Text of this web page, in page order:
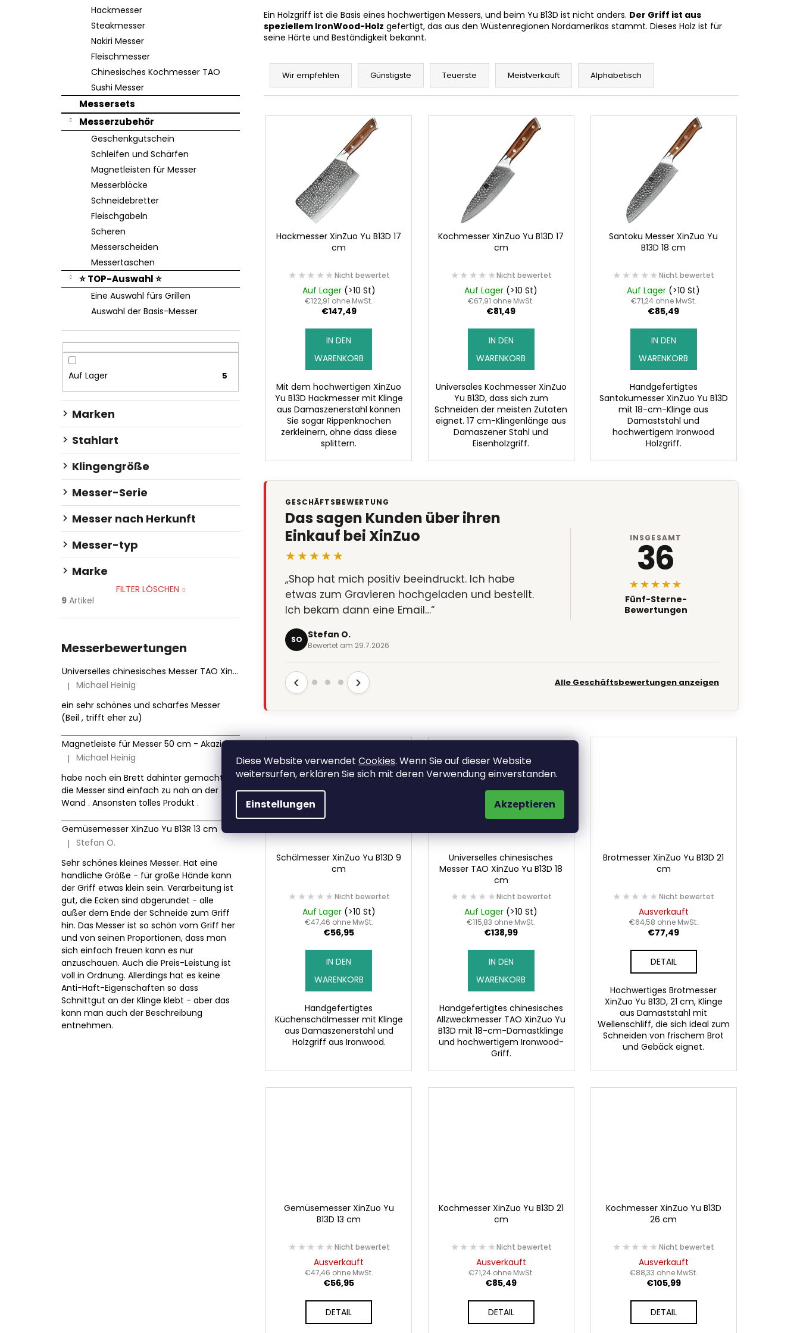
Diese Website verwendet Cookies. Wenn Sie auf dieser Website
weitersurfen, erklären Sie sich mit deren Verwendung einverstanden.
Einstellungen Akzeptieren
Hackmesser
Steakmesser
Nakiri Messer
Fleischmesser
Chinesisches Kochmesser TAO
Sushi Messer
Messersets
Messerzubehör
Geschenkgutschein
Schleifen und Schärfen
Magnetleisten für Messer
Messerblöcke
Schneidebretter
Fleischgabeln
Scheren
Messerscheiden
Messertaschen
⭐ TOP-Auswahl ⭐
Eine Auswahl fürs Grillen
Auswahl der Basis-Messer
Auf Lager 5
Marken
Stahlart
Klingengröße
Messer-Serie
Messer nach Herkunft
Messer-typ
Marke
FILTER LÖSCHEN
9 Artikel
Messerbewertungen
Universelles chinesisches Messer TAO XinZuo Jiang B46D 18 cm
Die Produktbewertung beträgt 5 von 5 Sternen.
| Michael Heinig
ein sehr schönes und scharfes Messer
(Beil , trifft eher zu)
Magnetleiste für Messer 50 cm - Akazienholz HezHen
Die Produktbewertung beträgt 5 von 5 Sternen.
| Michael Heinig
habe noch ein Brett dahinter gemacht ,
die Messer sind einfach zu nah an der
Wand . Ansonsten tolles Produkt .
Gemüsemesser XinZuo Yu B13R 13 cm
Die Produktbewertung beträgt 5 von 5 Sternen.
| Stefan O.
Sehr schönes kleines Messer. Hat eine
handliche Größe - für große Hände kann
der Griff etwas klein sein. Verarbeitung ist
gut, die Ecken sind abgerundet - alle
außer dem Ende der Schneide zum Griff
hin. Das Messer ist so schön vom Griff her
und von seinen Proportionen, dass man
sich einfach freuen kann es nur
anzuschauen. Auch die Preis-Leistung ist
voll in Ordnung. Allerdings hat es keine
Anti-Haft-Eigenschaften so dass
Schnittgut an der Klinge klebt - aber das
kann man auch der Beschreibung
entnehmen.
Ein Holzgriff ist die Basis eines hochwertigen Messers, und beim Yu B13D ist nicht anders. Der Griff ist aus
speziellem IronWood-Holz gefertigt, das aus den Wüstenregionen Nordamerikas stammt. Dieses Holz ist für
seine Härte und Beständigkeit bekannt.
P
o
Wir empfehlen Günstigste Teuerste Meistverkauft Alphabetisch
L
Hackmesser XinZuo Yu B13D 17
cm
★★★★★
★★★★★ Nicht bewertet
Auf Lager (>10 St)
€122,91 ohne MwSt.
€147,49
IN DEN
WARENKORB
Mit dem hochwertigen XinZuo
Yu B13D Hackmesser mit Klinge
aus Damaszenerstahl können
Sie sogar Rippenknochen
zerkleinern, ohne dass diese
splittern.
Kochmesser XinZuo Yu B13D 17
cm
★★★★★
★★★★★Nicht bewertet
Auf Lager (>10 St)
€67,91 ohne MwSt.
€81,49
IN DEN
WARENKORB
Universales Kochmesser XinZuo
Yu B13D, dass sich zum
Schneiden der meisten Zutaten
eignet. 17 cm-Klingenlänge aus
Damaszener Stahl und
Eisenholzgriff.
Santoku Messer XinZuo Yu
B13D 18 cm
★★★★★
★★★★★ Nicht bewertet
Auf Lager (>10 St)
€71,24 ohne MwSt.
€85,49
IN DEN
WARENKORB
Handgefertigtes
Santokumesser XinZuo Yu B13D
mit 18-cm-Klinge aus
Damaststahl und
hochwertigem Ironwood
Holzgriff.
GESCHÄFTSBEWERTUNG
Das sagen Kunden über ihren
Einkauf bei XinZuo
★★★★★
„Shop hat mich positiv beeindruckt. Ich habe
etwas zum Gravieren hochgeladen und bestellt.
Ich bekam dann eine Email…“
SO Stefan O.
Bewertet am 29.7.2026
INSGESAMT
36
★★★★★
Fünf-Sterne-
Bewertungen
‹ › Alle Geschäftsbewertungen anzeigen
Schälmesser XinZuo Yu B13D 9
cm
★★★★★
★★★★★ Nicht bewertet
Auf Lager (>10 St)
€47,46 ohne MwSt.
€56,95
IN DEN
WARENKORB
Handgefertigtes
Küchenschälmesser mit Klinge
aus Damaszenerstahl und
Holzgriff aus Ironwood.
Universelles chinesisches
Messer TAO XinZuo Yu B13D 18
cm
★★★★★
★★★★★Nicht bewertet
Auf Lager (>10 St)
€115,83 ohne MwSt.
€138,99
IN DEN
WARENKORB
Handgefertigtes chinesisches
Allzweckmesser TAO XinZuo Yu
B13D mit 18-cm-Damastklinge
und hochwertigem Ironwood-
Griff.
Brotmesser XinZuo Yu B13D 21
cm
★★★★★
★★★★★ Nicht bewertet
Ausverkauft
€64,58 ohne MwSt.
€77,49
DETAIL
Hochwertiges Brotmesser
XinZuo Yu B13D, 21 cm, Klinge
aus Damaststahl mit
Wellenschliff, die sich ideal zum
Schneiden von frischem Brot
und Gebäck eignet.
Gemüsemesser XinZuo Yu
B13D 13 cm
★★★★★
★★★★★ Nicht bewertet
Ausverkauft
€47,46 ohne MwSt.
€56,95
DETAIL
Kochmesser XinZuo Yu B13D 21
cm
★★★★★
★★★★★Nicht bewertet
Ausverkauft
€71,24 ohne MwSt.
€85,49
DETAIL
Kochmesser XinZuo Yu B13D
26 cm
★★★★★
★★★★★ Nicht bewertet
Ausverkauft
€88,33 ohne MwSt.
€105,99
DETAIL